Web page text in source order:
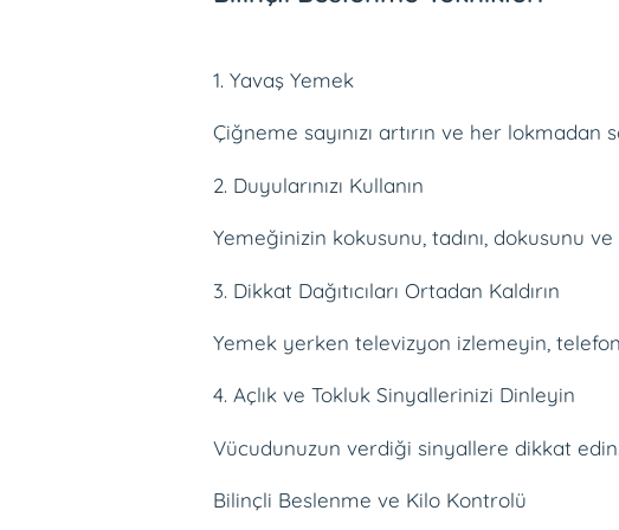
1. Yavaş Yemek
Çiğneme sayınızı artırın ve her lokmadan
2. Duyularınızı Kullanın
Yemeğinizin kokusunu, tadını, dokusunu
3. Dikkat Dağıtıcıları Ortadan Kaldırın
Yemek yerken televizyon izlemeyin,
4. Açlık ve Tokluk Sinyallerinizi Dinleyin
Vücudunuzun verdiği sinyallere dikkat edin.
Bilinçli Beslenme ve Kilo Kontrolü